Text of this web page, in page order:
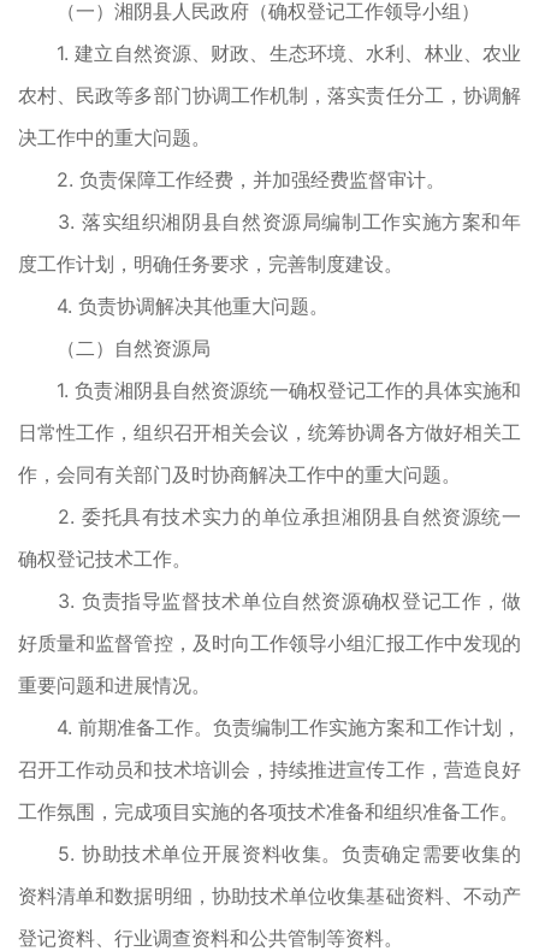
（一）湘阴县人民政府（确权登记工作领导小组）
1. 建立自然资源、财政、生态环境、水利、林业、农业
农村、民政等多部门协调工作机制，落实责任分工，协调解
决工作中的重大问题。
2. 负责保障工作经费，并加强经费监督审计。
3. 落实组织湘阴县自然资源局编制工作实施方案和年
度工作计划，明确任务要求，完善制度建设。
4. 负责协调解决其他重大问题。
（二）自然资源局
1. 负责湘阴县自然资源统一确权登记工作的具体实施和
日常性工作，组织召开相关会议，统筹协调各方做好相关工
作，会同有关部门及时协商解决工作中的重大问题。
2. 委托具有技术实力的单位承担湘阴县自然资源统一
确权登记技术工作。
3. 负责指导监督技术单位自然资源确权登记工作，做
好质量和监督管控，及时向工作领导小组汇报工作中发现的
重要问题和进展情况。
4. 前期准备工作。负责编制工作实施方案和工作计划，
召开工作动员和技术培训会，持续推进宣传工作，营造良好
工作氛围，完成项目实施的各项技术准备和组织准备工作。
5. 协助技术单位开展资料收集。负责确定需要收集的
资料清单和数据明细，协助技术单位收集基础资料、不动产
登记资料、行业调查资料和公共管制等资料。